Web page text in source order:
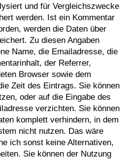
und für Vergleichszwecke
werden. Ist ein Kommentar
werden die Daten über
Zu diesen Angaben
Name, die Emailadresse, die
der Referrer,
Browser sowie dem
Zeit des Eintrags. Sie können
oder auf die Eingabe des
verzichten. Sie können
komplett verhindern, in dem
nicht nutzen. Das wäre
ich sonst keine Alternativen,
Sie können der Nutzung